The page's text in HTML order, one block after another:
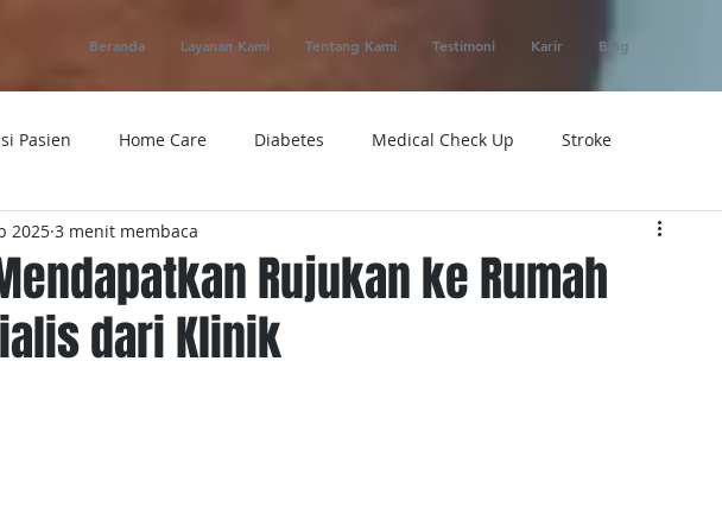
Beranda Layanan Kami Tentang Kami Testimoni Karir Blog
Pasien Home Care Diabetes Medical Check Up Stroke
Ambulance
Service Obat Telemedicine
Rujukan ke Rumah
dari Klinik
2025 3 menit membaca